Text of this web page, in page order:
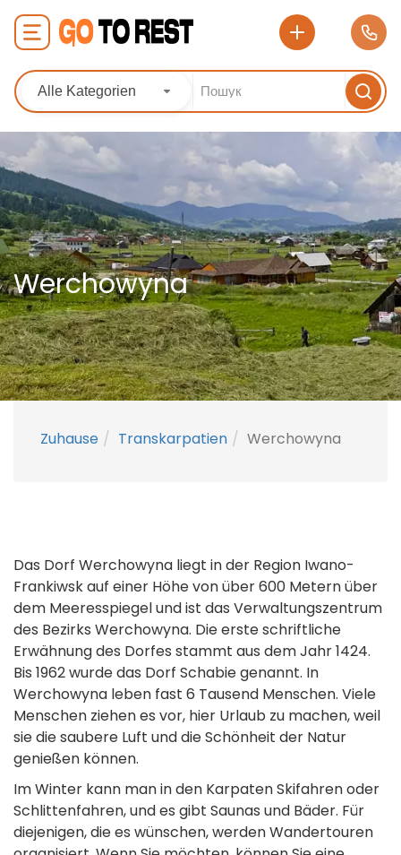
Alle Kategorien
Werchowyna
Zuhause Transkarpatien Werchowyna
Das Dorf Werchowyna liegt in der Region Iwano-
Frankiwsk auf einer Höhe von über 600 Metern über
dem Meeresspiegel und ist das Verwaltungszentrum
des Bezirks Werchowyna. Die erste schriftliche
Erwähnung des Dorfes stammt aus dem Jahr 1424.
Bis 1962 wurde das Dorf Schabie genannt. In
Werchowyna leben fast 6 Tausend Menschen. Viele
Menschen ziehen es vor, hier Urlaub zu machen, weil
sie die saubere Luft und die Schönheit der Natur
genießen können.
Im Winter kann man in den Karpaten Skifahren oder
Schlittenfahren, und es gibt Saunas und Bäder. Für
diejenigen, die es wünschen, werden Wandertouren